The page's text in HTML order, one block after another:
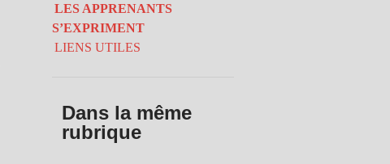
LES APPRENANTS
S’EXPRIMENT
LIENS UTILES
Dans la même
rubrique